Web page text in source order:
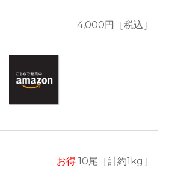
4,000円［税込］
お得 10尾 ［計約1kg］